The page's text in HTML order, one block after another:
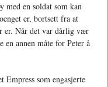
med en soldat som kan
er, bortsett fra at
er. Når det var dårlig vær
en annen måte for Peter å
Empress som engasjerte